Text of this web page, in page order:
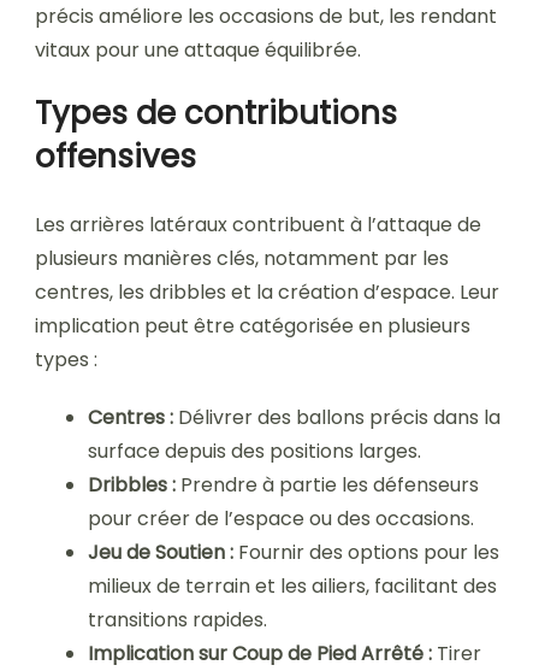
précis améliore les occasions de but, les rendant
vitaux pour une attaque équilibrée.
Types de contributions
offensives
Les arrières latéraux contribuent à l’attaque de
plusieurs manières clés, notamment par les
centres, les dribbles et la création d’espace. Leur
implication peut être catégorisée en plusieurs
types :
Centres : Délivrer des ballons précis dans la
surface depuis des positions larges.
Dribbles : Prendre à partie les défenseurs
pour créer de l’espace ou des occasions.
Jeu de Soutien : Fournir des options pour les
milieux de terrain et les ailiers, facilitant des
transitions rapides.
Implication sur Coup de Pied Arrêté : Tirer